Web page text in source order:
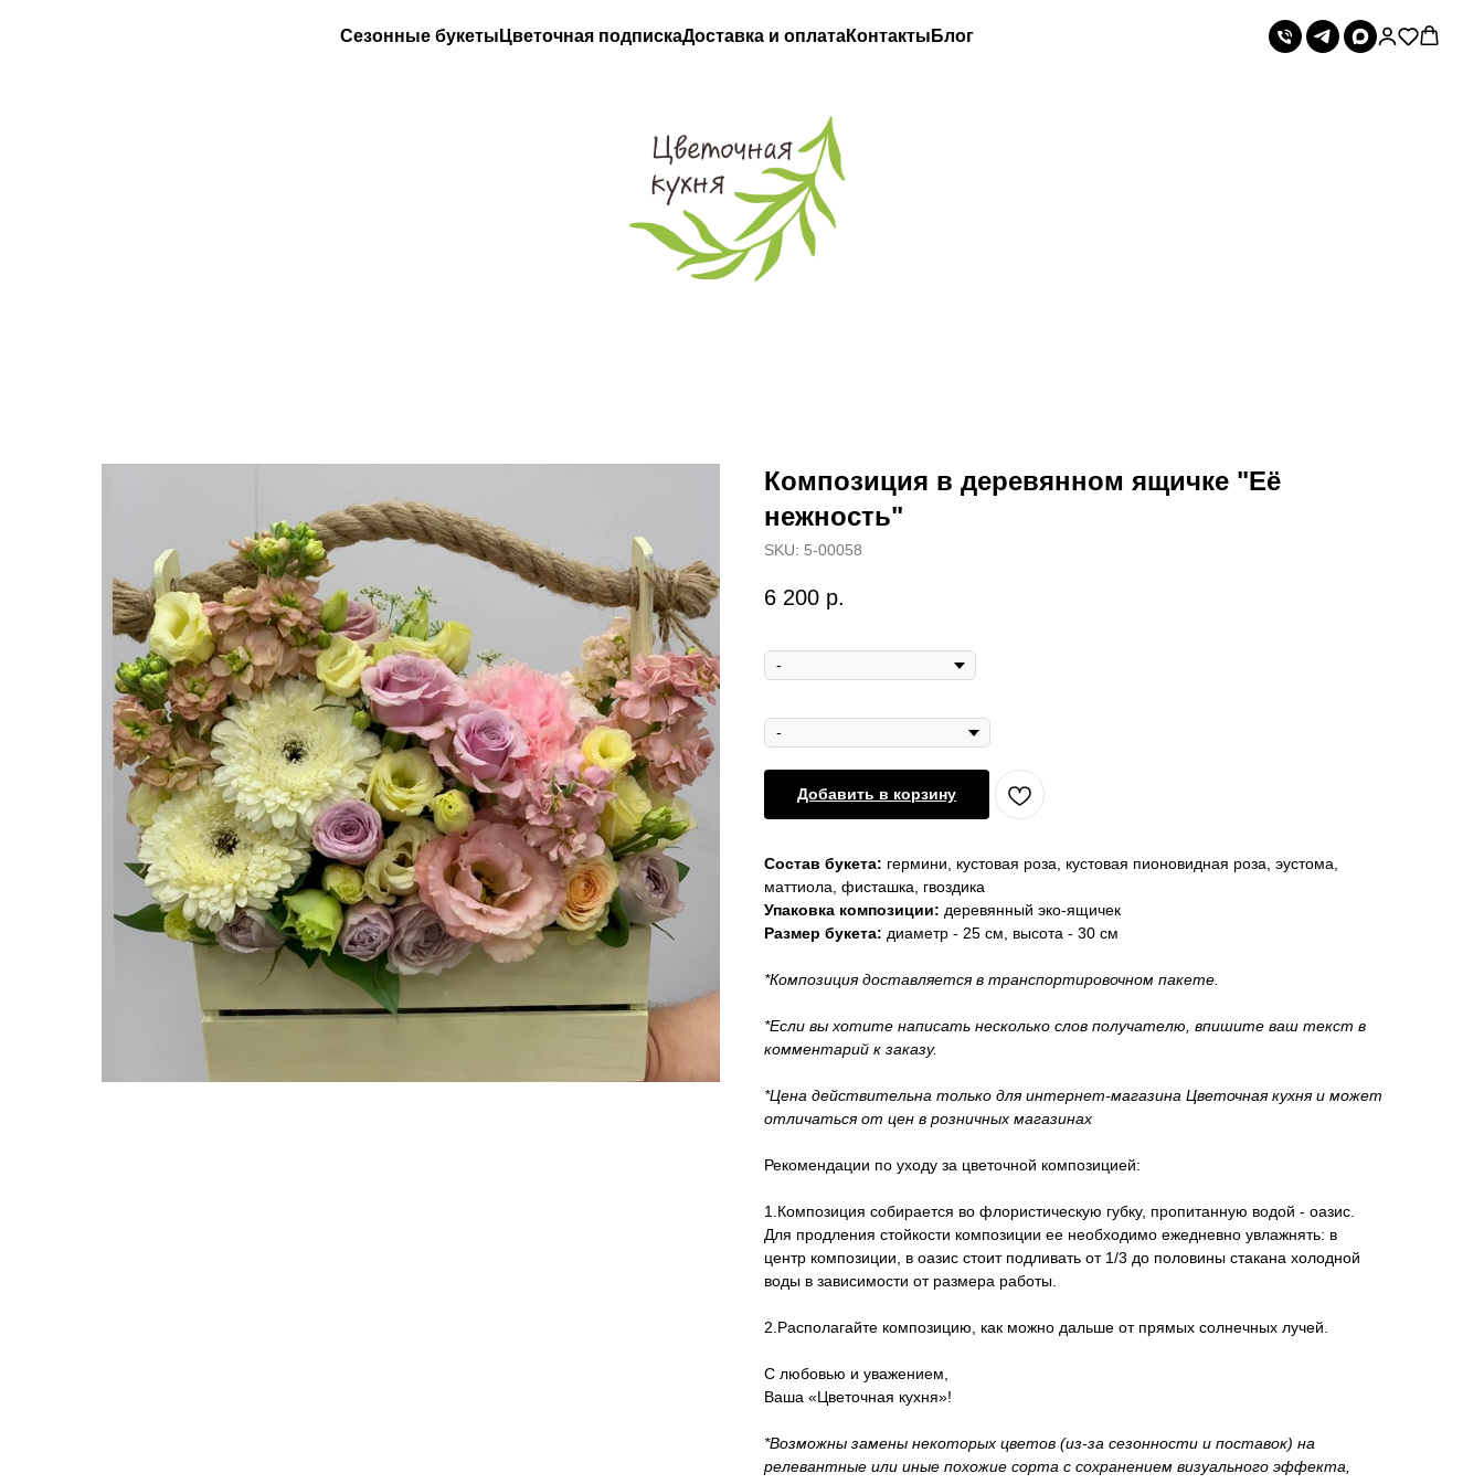
Сезонные букеты Цветочная подпискаДоставка и оплатаКонтакты Блог
Композиция в деревянном ящичке "Её
нежность"
SKU: 5-00058
6 200 р.
Добавить в корзину
Состав букета: гермини, кустовая роза, кустовая пионовидная роза, эустома,
маттиола, фисташка, гвоздика
Упаковка композиции: деревянный эко-ящичек
Размер букета: диаметр - 25 см, высота - 30 см
*Композиция доставляется в транспортировочном пакете.
*Если вы хотите написать несколько слов получателю, впишите ваш текст в
комментарий к заказу.
*Цена действительна только для интернет-магазина Цветочная кухня и может
отличаться от цен в розничных магазинах
Рекомендации по уходу за цветочной композицией:
1.Композиция собирается во флористическую губку, пропитанную водой - оазис.
Для продления стойкости композиции ее необходимо ежедневно увлажнять: в
центр композиции, в оазис стоит подливать от 1/3 до половины стакана холодной
воды в зависимости от размера работы.
2.Располагайте композицию, как можно дальше от прямых солнечных лучей.
С любовью и уважением,
Ваша «Цветочная кухня»!
*Возможны замены некоторых цветов (из-за сезонности и поставок) на
релевантные или иные похожие сорта с сохранением визуального эффекта,